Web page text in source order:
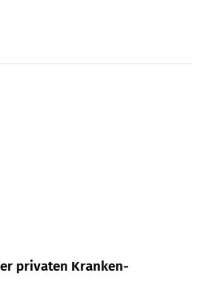
privaten Kranken­